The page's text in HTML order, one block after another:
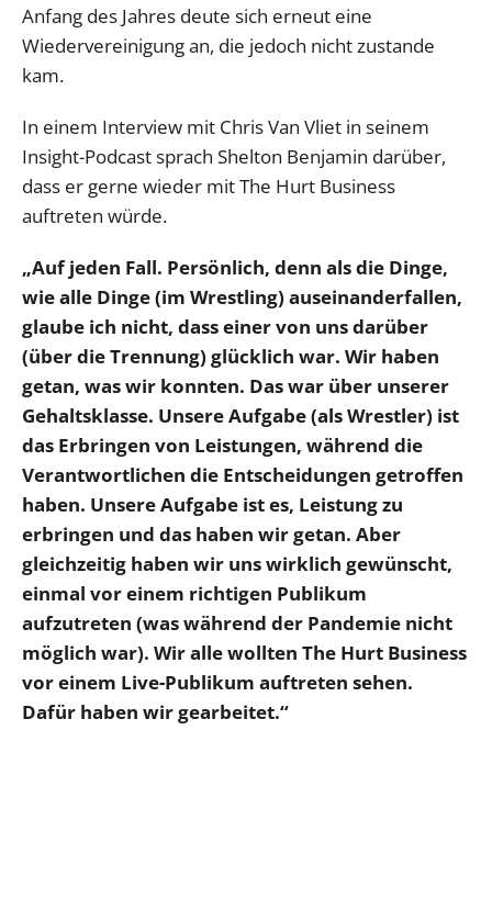
Anfang des Jahres deute sich erneut eine
Wiedervereinigung an, die jedoch nicht zustande
kam.
In einem Interview mit Chris Van Vliet in seinem
Insight-Podcast sprach Shelton Benjamin darüber,
dass er gerne wieder mit The Hurt Business
auftreten würde.
„Auf jeden Fall. Persönlich, denn als die Dinge,
wie alle Dinge (im Wrestling) auseinanderfallen,
glaube ich nicht, dass einer von uns darüber
(über die Trennung) glücklich war. Wir haben
getan, was wir konnten. Das war über unserer
Gehaltsklasse. Unsere Aufgabe (als Wrestler) ist
das Erbringen von Leistungen, während die
Verantwortlichen die Entscheidungen getroffen
haben. Unsere Aufgabe ist es, Leistung zu
erbringen und das haben wir getan. Aber
gleichzeitig haben wir uns wirklich gewünscht,
einmal vor einem richtigen Publikum
aufzutreten (was während der Pandemie nicht
möglich war). Wir alle wollten The Hurt Business
vor einem Live-Publikum auftreten sehen.
Dafür haben wir gearbeitet.“